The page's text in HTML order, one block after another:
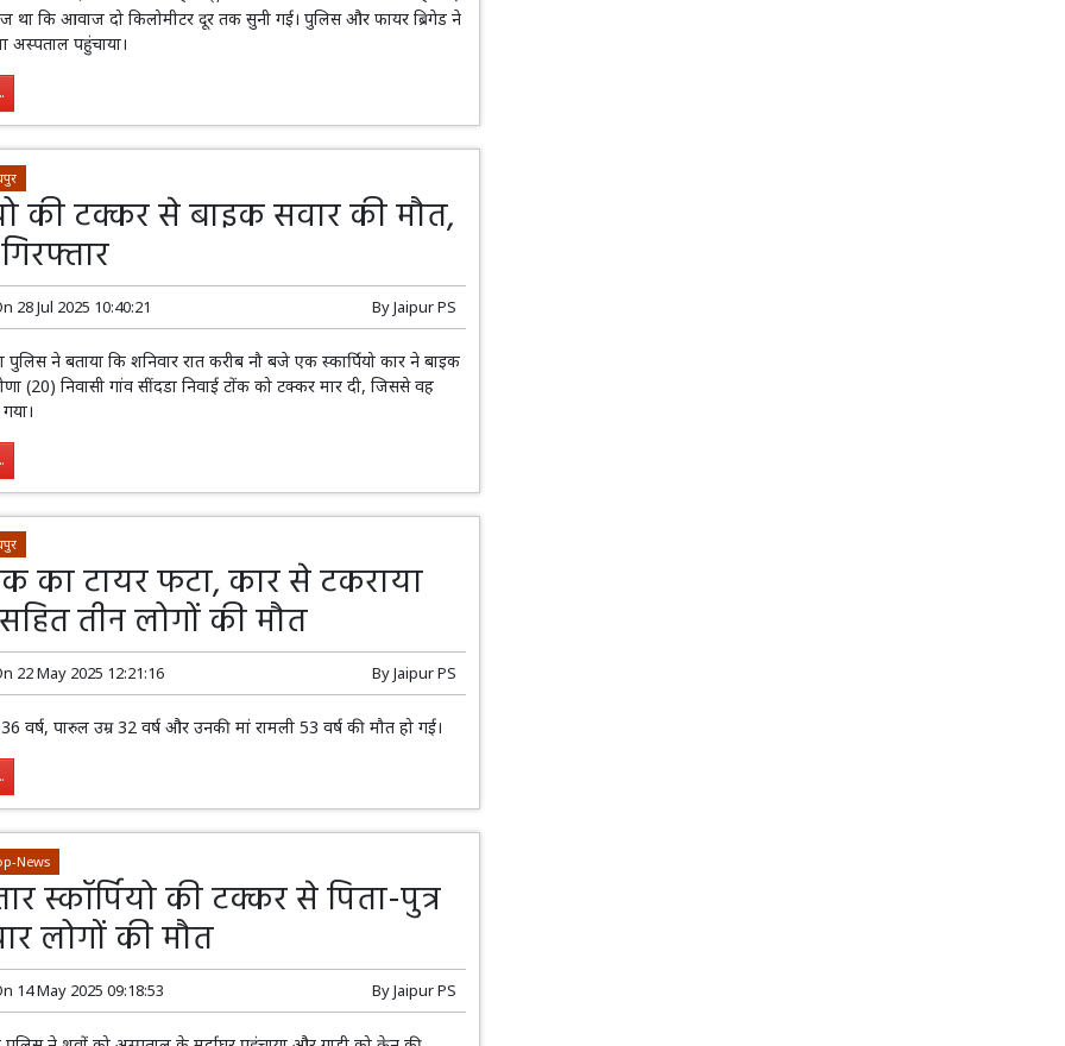
था कि आवाज दो किलोमीटर दूर तक सुनी गई। पुलिस और फायर ब्रिगेड ने
अस्पताल पहुंचाया।
की टक्कर से बाइक सवार की मौत,
28 Jul 2025 10:40:21 ByJaipur PS
पुलिस ने बताया कि शनिवार रात करीब नौ बजे एक स्कार्पियो कार ने बाइक
(20) निवासी गांव सींदडा निवाई टोंक को टक्कर मार दी, जिससे वह
का टायर फटा, कार से टकराया
तीन लोगों की मौत
22 May 2025 12:21:16 ByJaipur PS
वर्ष, पारुल उम्र 32 वर्ष और उनकी मां रामली 53 वर्ष की मौत हो गई।
News
स्कॉर्पियो की टक्कर से पिता-पुत्र
लोगों की मौत
14 May 2025 09:18:53 ByJaipur PS